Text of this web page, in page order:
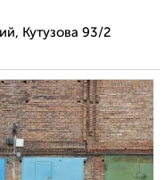
Кутузова 93/2